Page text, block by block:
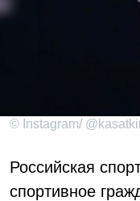
© Instagram/
Российская
спортивное